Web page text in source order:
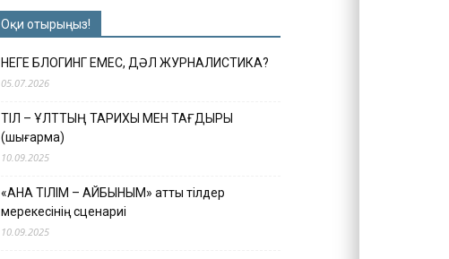
Оқи отырыңыз!
НЕГЕ БЛОГИНГ ЕМЕС, ДӘЛ ЖУРНАЛИСТИКА?
05.07.2026
ТІЛ – ҰЛТТЫҢ ТАРИХЫ МЕН ТАҒДЫРЫ
(шығарма)
10.09.2025
«АНА ТІЛІМ – АЙБЫНЫМ» атты тілдер
мерекесінің сценариі
10.09.2025